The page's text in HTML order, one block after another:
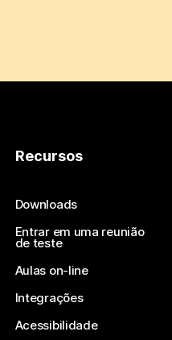
Recursos
Downloads
Entrar em uma reunião
de teste
Aulas on-line
Integrações
Acessibilidade